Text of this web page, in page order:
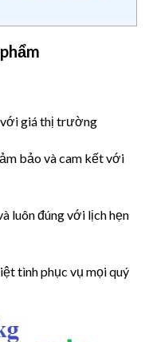
với giá thị trường
bảo và cam kết với
luôn đúng với lịch hẹn
tình phục vụ mọi quý